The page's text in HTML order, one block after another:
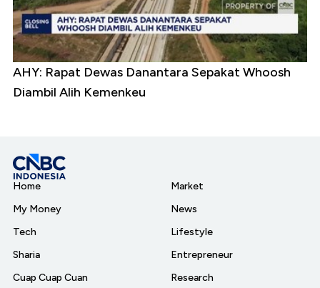
AHY: Rapat Dewas Danantara Sepakat Whoosh
Diambil Alih Kemenkeu
Home
My Money
Tech
Sharia
Cuap Cuap Cuan
Market
News
Lifestyle
Entrepreneur
Research